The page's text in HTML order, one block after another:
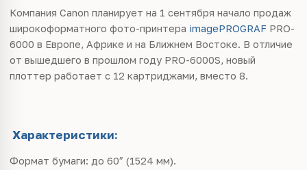
Компания Canon планирует на 1 сентября начало продаж
широкоформатного фото-принтера imagePROGRAF PRO-
6000 в Европе, Африке и на Ближнем Востоке. В отличие
от вышедшего в прошлом году PRO-6000S, новый
плоттер работает с 12 картриджами, вместо 8.
Характеристики:
Формат бумаги: до 60″ (1524 мм).